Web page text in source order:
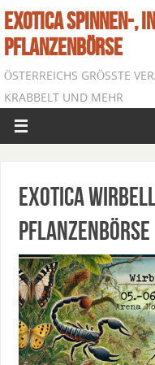
EXOTICA SPINNEN-,
PFLANZENBÖRSE
ÖSTERREICHS GRÖSSTE
RABBELT UND MEHR
EXOTICA
Pflanzenbörse